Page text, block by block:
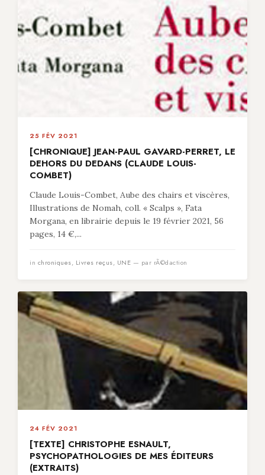
25 FÉV 2021
[CHRONIQUE] JEAN-PAUL GAVARD-PERRET, LE
DEHORS DU DEDANS (CLAUDE LOUIS-
COMBET)
Claude Louis-Combet, Aube des chairs et viscères,
Illustrations de Nomah, coll. « Scalps », Fata
Morgana, en librairie depuis le 19 février 2021, 56
pages, 14 €,...
in chroniques, Livres reçus, UNE — par rÃ©daction
24 FÉV 2021
[TEXTE] CHRISTOPHE ESNAULT,
PSYCHOPATHOLOGIES DE MES ÉDITEURS
(EXTRAITS)